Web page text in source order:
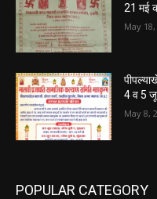
21 मई
May
4 व 5
May 8,
POPULAR CATEGORY